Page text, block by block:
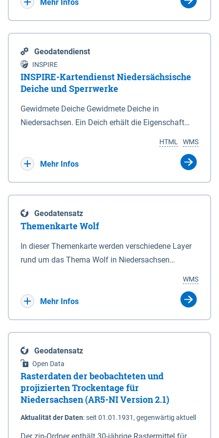
Mehr Infos
Geodatendienst
INSPIRE
INSPIRE-Kartendienst Niedersächsische
Deiche und Sperrwerke
Gewidmete Deiche Gewidmete Deiche in
Niedersachsen. Ein Deich erhält die Eigenschaft
Deichbehörde durch Verordnung ausspricht. Für
enthalten. Sperrwerke Sperrwerke sind Bauwerke
mit Sperrvorrichtungen in Tidegewässern, die dem
Schutz eines Gebietes vor erhöhten Tiden, vor allem
vor Sturmfluten, zu dienen bestimmt sind (§2 Abs.3
Eigenschaft eines Sperrwerkes durch Widmung, die
die Deichbehörde durch Verordnung ausspricht.
WMS
HTML
Mehr Infos
Geodatensatz
Themenkarte Wolf
In dieser Themenkarte werden verschiedene Layer
rund um das Thema Wolf in Niedersachsen
sowie Status der bestehenden Wolfsterritorien im
laufenden Monitoringjahr.
WMS
Mehr Infos
Geodatensatz
Open Data
Rasterdaten der beobachteten und
projizierten Trockentage für
Niedersachsen (AR5-NI Version 2.1)
Aktualität der Daten:seit 01.01.1931, gegenwärtig aktuell